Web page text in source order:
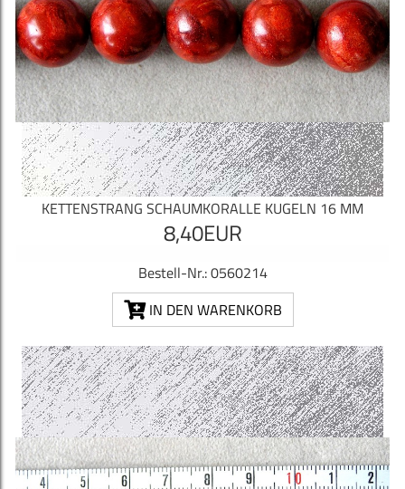
KETTENSTRANG SCHAUMKORALLE KUGELN 16 MM
8,40EUR
Bestell-Nr.: 0560214
IN DEN WARENKORB